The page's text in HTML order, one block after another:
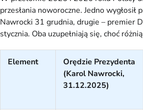
przesłania noworoczne. Jedno wygłosił
Nawrocki 31 grudnia, drugie – premier
stycznia. Oba uzupełniają się, choć
Element
Orędzie Prezydenta
(Karol Nawrocki,
31.12.2025)